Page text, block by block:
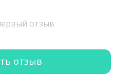
отзыв
отзыв